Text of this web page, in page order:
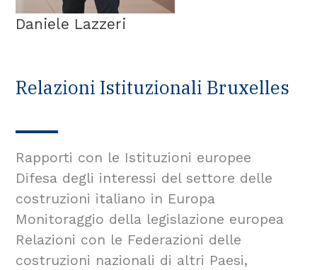
Daniele Lazzeri
Relazioni Istituzionali Bruxelles
Rapporti con le Istituzioni europee
Difesa degli interessi del settore delle
costruzioni italiano in Europa
Monitoraggio della legislazione europea
Relazioni con le Federazioni delle
costruzioni nazionali di altri Paesi,